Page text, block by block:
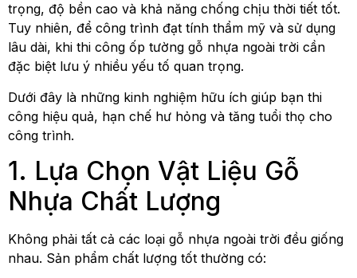
trọng, độ bền cao và khả năng chống chịu thời tiết tốt.
Tuy nhiên, để công trình đạt tính thẩm mỹ và sử dụng
lâu dài, khi thi công ốp tường gỗ nhựa ngoài trời cần
đặc biệt lưu ý nhiều yếu tố quan trọng.
Dưới đây là những kinh nghiệm hữu ích giúp bạn thi
công hiệu quả, hạn chế hư hỏng và tăng tuổi thọ cho
công trình.
1. Lựa Chọn Vật Liệu Gỗ
Nhựa Chất Lượng
Không phải tất cả các loại gỗ nhựa ngoài trời đều giống
nhau. Sản phẩm chất lượng tốt thường có: